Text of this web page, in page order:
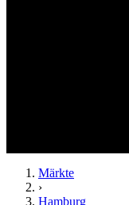
Märkte
›
Hamburg